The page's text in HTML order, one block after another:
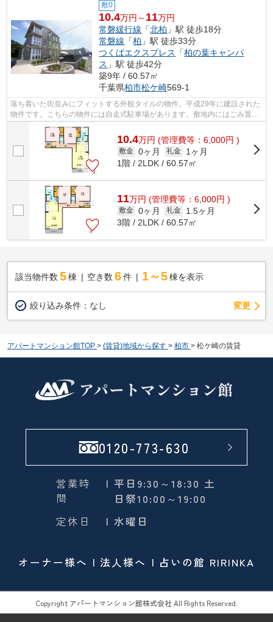
敷0
10.4万円～ 11万円
常磐緩行線 「北柏 」駅 徒歩18分
常磐線 「柏 」駅 徒歩33分
つくばエクスプレス
「柏の葉キャンパ
ス 」駅 徒歩42分
築9年 / 60.57㎡
千葉県柏市松ケ崎569-1
落ち着いた街並みにフィットする外観タイルの物件。平成29年に建設された
物件です。こちらの物件には自走式駐車場があります。敷地内にはごみ置き
場も設置されています。アパートマン...
10.4万円 (管理費等：6,000円 )
敷金 0ヶ月 礼金
1ヶ月
1階 / 2LDK / 60.57㎡
11万円 (管理費等：6,000円 )
敷金 0ヶ月 礼金
1.5ヶ月
3階 / 2LDK / 60.57㎡
該当物件数 5棟 空き数 6 件 1～5 棟を表示
絞り込み条件： なし 変更
アパートマンション館TOP > (賃貸)地域から探す > 柏市 > 松ケ崎の賃貸
0120-773-630
営業時
間
| 平日9:30～18:30 土
日祭10:00～19:00
定休日
| 水曜日
オーナー様へ 法人様へ 占いの館 RIRINKA
Copyright アパートマンション館株式会社 All Rights Reserved.